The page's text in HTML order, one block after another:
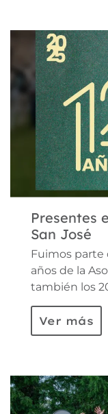
Presentes
San José
Fuimos parte
años de la
también los
Ver más